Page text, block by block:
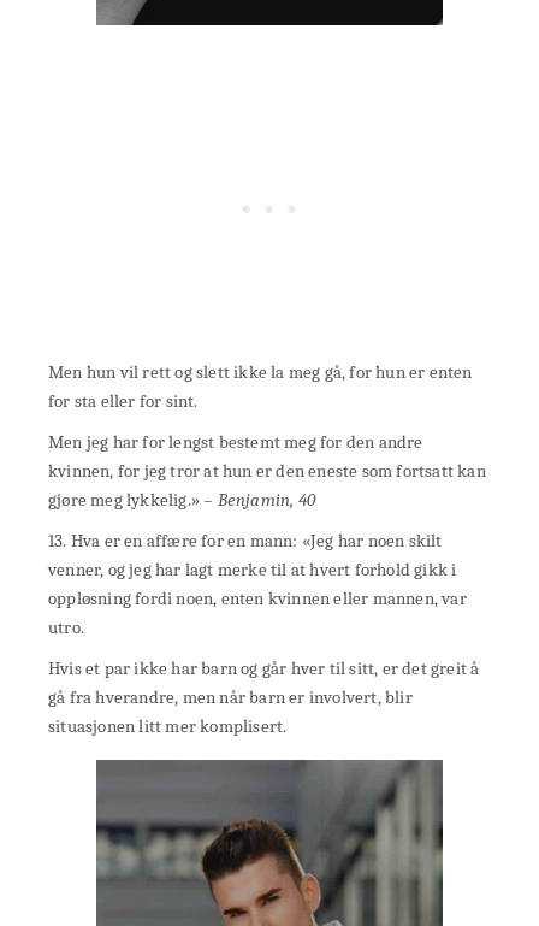
Men hun vil rett og slett ikke la meg gå, for hun er enten
for sta eller for sint.
Men jeg har for lengst bestemt meg for den andre
kvinnen, for jeg tror at hun er den eneste som fortsatt kan
gjøre meg lykkelig.»– Benjamin, 40
13. Hva er en affære for en mann: «Jeg har noen skilt
venner, og jeg har lagt merke til at hvert forhold gikk i
oppløsning fordi noen, enten kvinnen eller mannen, var
utro.
Hvis et par ikke har barn og går hver til sitt, er det greit å
gå fra hverandre, men når barn er involvert, blir
situasjonen litt mer komplisert.